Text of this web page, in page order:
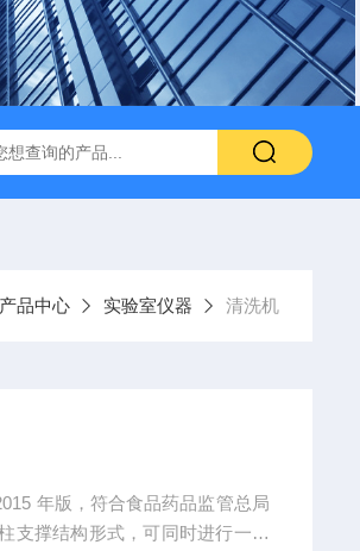
床 JKG-203新型冷原子吸收测汞仪
产品中心 实验室仪器 清洗机
年版，符合食品药品监管总局
支撑结构形式，可同时进行一个